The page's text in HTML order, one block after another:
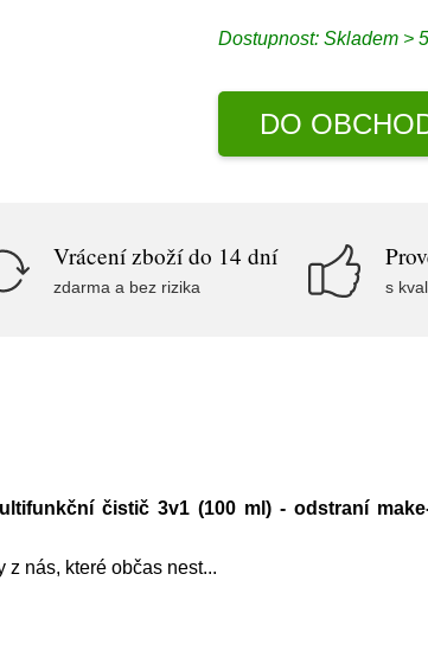
Dostupnost:Skladem >
DO
Vrácení zboží do 14 dní
zdarma a bez rizika s
čistič 3v1 (100 ml) - odstraní
z nás, které občas nest...